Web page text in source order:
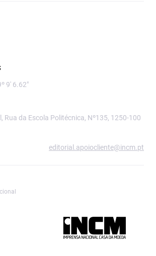
9' 6.62"
Rua da Escola Politécnica, Nº135, 1250-100
editorial.apoiocliente@incm.pt